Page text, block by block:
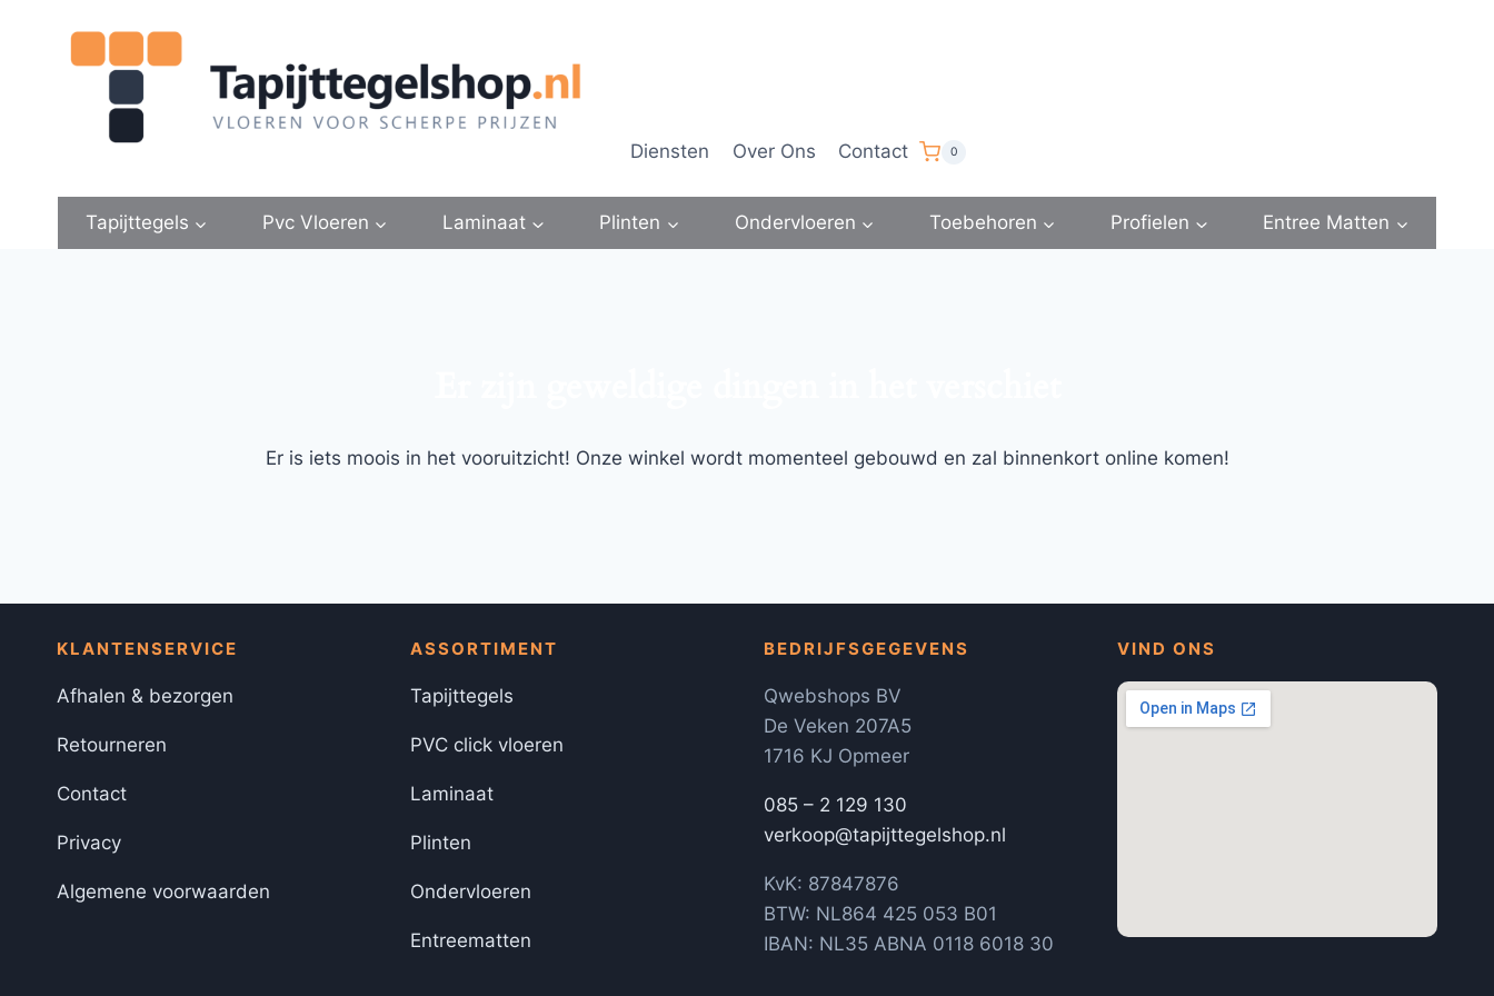
Diensten Over Ons Contact 0
Tapijttegels Pvc Vloeren Laminaat Plinten Ondervloeren Toebehoren Profielen Entree Matten
Er is iets moois in het vooruitzicht! Onze winkel wordt momenteel gebouwd en zal binnenkort online komen!
KLANTENSERVICE
Afhalen & bezorgen
Retourneren
Contact
Privacy
Algemene voorwaarden
ASSORTIMENT
Tapijttegels
PVC click vloeren
Laminaat
Plinten
Ondervloeren
Entreematten
BEDRIJFSGEGEVENS
Qwebshops BV
De Veken 207A5
1716 KJ Opmeer
085 – 2 129 130
verkoop@tapijttegelshop.nl
KvK: 87847876
BTW: NL864 425 053 B01
IBAN: NL35 ABNA 0118 6018 30
VIND ONS